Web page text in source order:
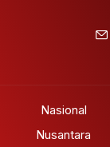
Nasional
Nusantara